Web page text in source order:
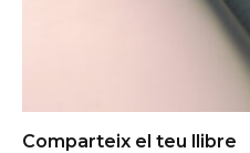
Comparteix el teu llibre